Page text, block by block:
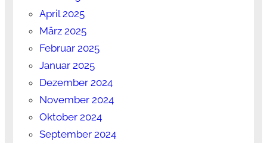
April 2025
März 2025
Februar 2025
Januar 2025
Dezember 2024
November 2024
Oktober 2024
September 2024